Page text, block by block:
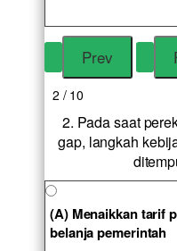
2 / 10
2. Pada saat
gap, langkah
(A) Menaikkan tarif
belanja pemerintah